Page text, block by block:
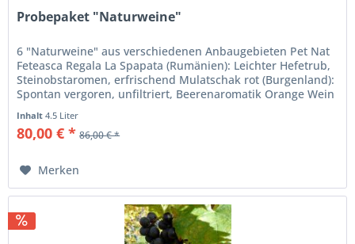
Probepaket "Naturweine"
6 "Naturweine" aus verschiedenen Anbaugebieten Pet Nat
Feteasca Regala La Spapata (Rumänien): Leichter Hefetrub,
Steinobstaromen, erfrischend Mulatschak rot (Burgenland):
Spontan vergoren, unfiltriert, Beerenaromatik Orange Wein
Feteasca...
Inhalt4.5 Liter
80,00 € * 86,00 € *
Merken